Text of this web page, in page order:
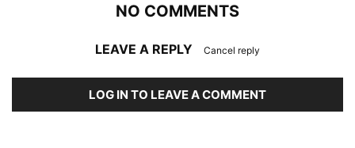
NO COMMENTS
LEAVE A REPLY Cancel reply
LOG IN TO LEAVE A COMMENT